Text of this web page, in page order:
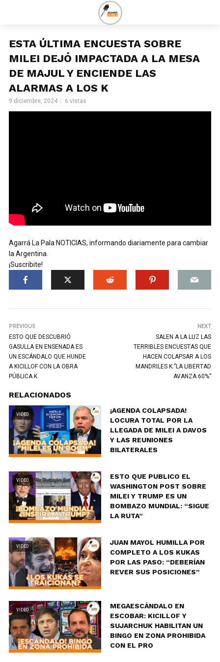
ESTA ÚLTIMA ENCUESTA SOBRE
MILEI DEJÓ IMPACTADA A LA MESA
DE MAJUL Y ENCIENDE LAS
ALARMAS A LOS K
9 diciembre, 2024 6 vistas
Agarrá La Pala NOTICIAS, informando diariamente para cambiar
la Argentina.
¡Suscribite!
PREVIOUS
ESTO QUE DESCUBRIÓ
GASULLA EN ENSENADA ES
UN ESCÁNDALO QUE HUNDE
A KICILLOF CON LA OBRA
PÚBLICA K
NEXT
SALEN A LA LUZ LAS
TERRIBLES ENCUESTAS QUE
HACEN COLAPSAR A LOS
MANDRILES K:”LA LIBERTAD
AVANZA 60%”
RELACIONADOS
VIDEO
¡AGENDA COLAPSADA!
LOCURA TOTAL POR LA
LLEGADA DE MILEI A DAVOS
Y LAS REUNIONES
BILATERALES
VIDEO
ESTO QUE PUBLICO EL
WASHINGTON POST SOBRE
MILEI Y TRUMP ES UN
BOMBAZO MUNDIAL: “SIGUE
LA RUTA”
VIDEO
JUAN MAYOL HUMILLA POR
COMPLETO A LOS KUKAS
POR LAS PASO: “DEBERÍAN
REVER SUS POSICIONES”
VIDEO
MEGAESCÁNDALO EN
ESCOBAR: KICILLOF Y
SUJARCHUK HABILITAN UN
BINGO EN ZONA PROHIBIDA
CON EL PRO